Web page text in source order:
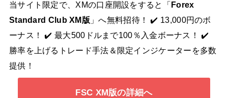
当サイト限定で、XMの口座開設をすると「 Forex
Standard Club XM版 」へ無料招待！ ✔️ 13,000円のボ
ーナス！ ✔️ 最大500ドルまで100％入金ボーナス！ ✔️
勝率を上げるトレード手法＆限定インジケーターを多数
提供！
FSC XM版の詳細へ